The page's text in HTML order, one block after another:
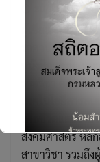
30/03/2019
ผู้เขียน : กองบร
ราคาปกติ
หนังสือเล่มนี้ เห
รายวิชา คอมพิว
เทคโนโลยีสารส
เพื่อชีวิตและรา
สังคมศาสตร์ หลั
สาขาวิชา รวมถึง